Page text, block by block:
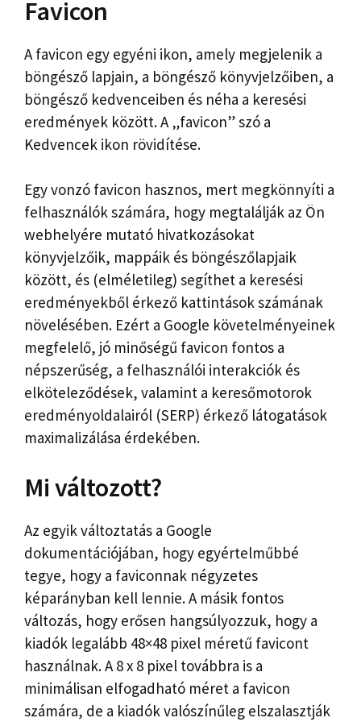
Favicon
A favicon egy egyéni ikon, amely megjelenik a
böngésző lapjain, a böngésző könyvjelzőiben, a
böngésző kedvenceiben és néha a keresési
eredmények között. A „favicon” szó a
Kedvencek ikon rövidítése.
Egy vonzó favicon hasznos, mert megkönnyíti a
felhasználók számára, hogy megtalálják az Ön
webhelyére mutató hivatkozásokat
könyvjelzőik, mappáik és böngészőlapjaik
között, és (elméletileg) segíthet a keresési
eredményekből érkező kattintások számának
növelésében. Ezért a Google követelményeinek
megfelelő, jó minőségű favicon fontos a
népszerűség, a felhasználói interakciók és
elköteleződések, valamint a keresőmotorok
eredményoldalairól (SERP) érkező látogatások
maximalizálása érdekében.
Mi változott?
Az egyik változtatás a Google
dokumentációjában, hogy egyértelműbbé
tegye, hogy a faviconnak négyzetes
képarányban kell lennie. A másik fontos
változás, hogy erősen hangsúlyozzuk, hogy a
kiadók legalább 48×48 pixel méretű favicont
használnak. A 8 x 8 pixel továbbra is a
minimálisan elfogadható méret a favicon
számára, de a kiadók valószínűleg elszalasztják